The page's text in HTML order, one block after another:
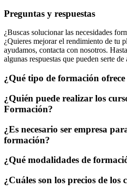
Preguntas y respuestas
¿Buscas solucionar las necesidades
¿Quieres mejorar el rendimiento de tu
ayudamos, contacta con nosotros.
algunas respuestas que pueden serte de
¿Qué tipo de formación
¿Quién puede realizar los
Formación?
¿Es necesario ser empresa
formación?
¿Qué modalidades de
¿Cuáles son los precios de los